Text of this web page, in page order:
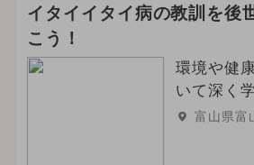
イタイイタイ病の教訓を後
こう！
環境や健
いて深く
富山県富